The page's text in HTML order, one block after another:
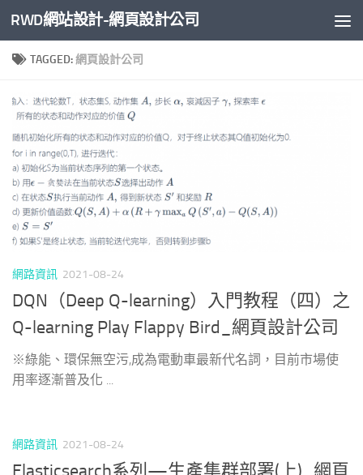
Skip to content
RWD網站設計-網頁設計公司
TAGGED:網頁設計公司
網路資訊 2021-08-24
DQN（Deep Q-learning）入門教程（四）之
Q-learning Play Flappy Bird_網頁設計公司
※綠能、環保無空污,成為電動車最新代名詞，目前市場使
用率逐漸普及化 ...
網路資訊 2021-08-24